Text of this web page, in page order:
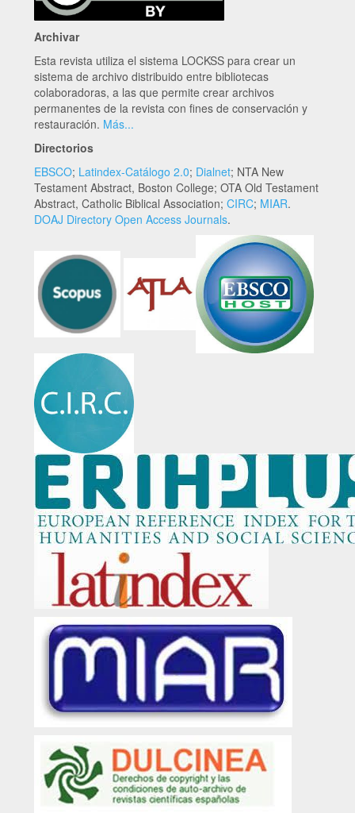
Archivar
Esta revista utiliza el sistema LOCKSS para crear un
sistema de archivo distribuido entre bibliotecas
colaboradoras, a las que permite crear archivos
permanentes de la revista con fines de conservación y
restauración. Más...
Directorios
EBSCO; Latindex-Catálogo 2.0; Dialnet; NTA New
Testament Abstract, Boston College; OTA Old Testament
Abstract, Catholic Biblical Association; CIRC; MIAR.
DOAJ Directory Open Access Journals.